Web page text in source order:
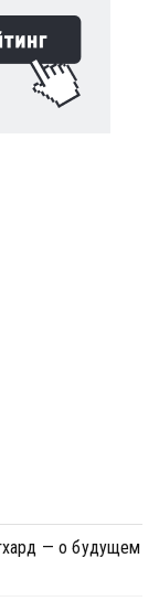
— о будущем